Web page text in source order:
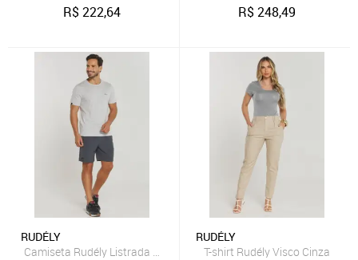
R$222,64 R$248,49
RUDÉLY
Camiseta Rudély Listrada Cinza
RUDÉLY
T-shirt Rudély Visco Cinza